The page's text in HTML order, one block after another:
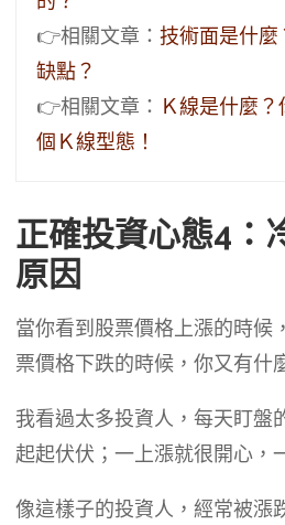
👉相關文章： 技術面是什麼
缺點？
👉相關文章： Ｋ線是什麼
個Ｋ線型態！
正確投資心態4：
原因
當你看到股票價格上漲的時候
票價格下跌的時候，你又有什
我看過太多投資人，每天盯盤
起起伏伏；一上漲就很開心，
像這樣子的投資人，經常被漲